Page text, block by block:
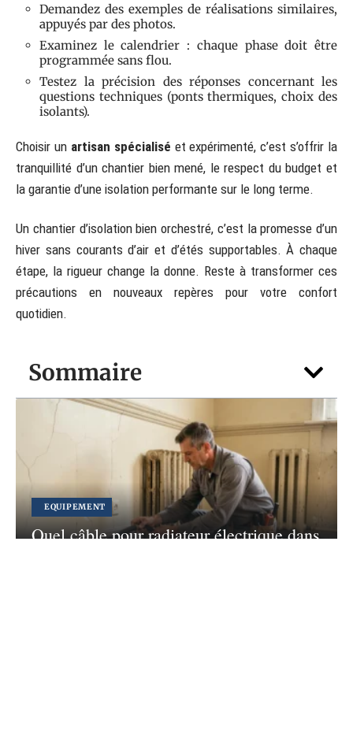
Sommaire
EQUIPEMENT
Quel câble pour radiateur électrique dans
Demandez des exemples de réalisations similaires,
appuyés par des photos.
Examinez le calendrier : chaque phase doit être
programmée sans flou.
Testez la précision des réponses concernant les
questions techniques (ponts thermiques, choix des
isolants).
Choisir un artisan spécialisé et expérimenté, c’est s’offrir la
tranquillité d’un chantier bien mené, le respect du budget et
la garantie d’une isolation performante sur le long terme.
Un chantier d’isolation bien orchestré, c’est la promesse d’un
hiver sans courants d’air et d’étés supportables. À chaque
étape, la rigueur change la donne. Reste à transformer ces
précautions en nouveaux repères pour votre confort
quotidien.